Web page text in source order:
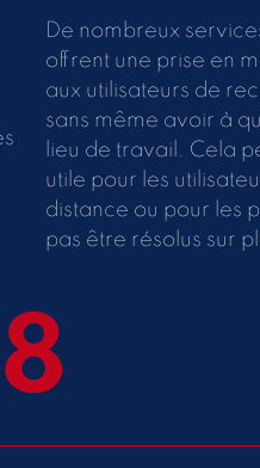
De nombreux
offrent une prise en
aux utilisateurs de
sans même avoir à
lieu de travail. Cela
utile pour les
distance ou pour les
pas être résolus sur
8